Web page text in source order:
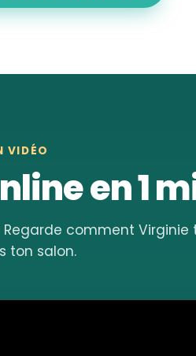
VIDÉO
en 1
comment
ton salon.